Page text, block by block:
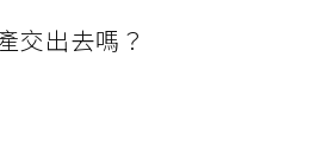
交出去嗎？